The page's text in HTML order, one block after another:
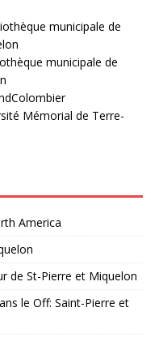
municipale de
municipale de
Mémorial de Terre-
America
de St-Pierre et Miquelon
le Off: Saint-Pierre et